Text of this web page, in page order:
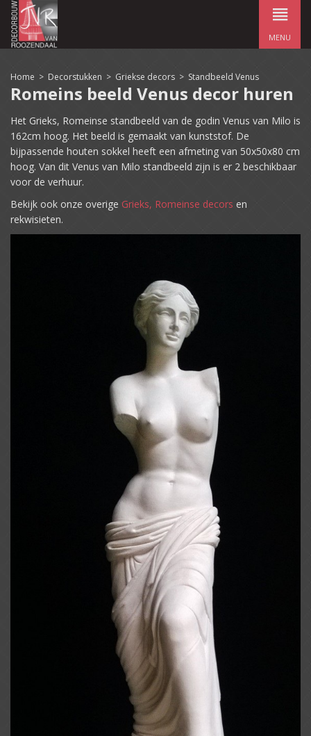
MENU
Home > Decorstukken > Griekse decors > Standbeeld Venus
Romeins beeld Venus decor huren
Het Grieks, Romeinse standbeeld van de godin Venus van Milo is
162cm hoog. Het beeld is gemaakt van kunststof. De
bijpassende houten sokkel heeft een afmeting van 50x50x80 cm
hoog. Van dit Venus van Milo standbeeld zijn is er 2 beschikbaar
voor de verhuur.
Bekijk ook onze overige Grieks, Romeinse decors en
rekwisieten.